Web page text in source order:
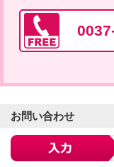
お問い合わせ